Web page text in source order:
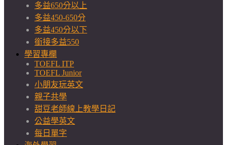
多益650分以上
多益450-650分
多益450分以下
銜接多益550
學習專欄
TOEFL ITP
TOEFL Junior
小朋友玩英文
親子共學
甜豆老師線上教學日記
公益學英文
每日單字